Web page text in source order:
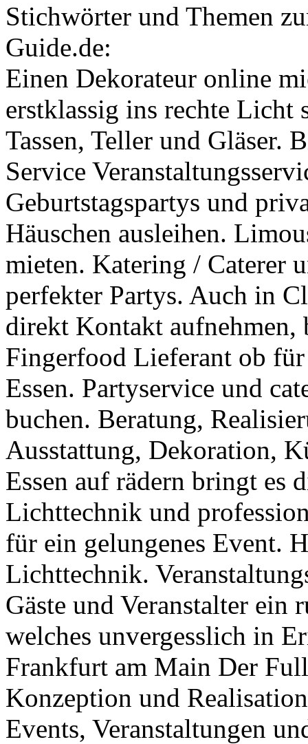
Stichwörter und Themen
Guide.de:
Einen Dekorateur online
erstklassig ins rechte Licht
Tassen, Teller und Gläser.
Service
Geburtstagspartys und
Häuschen ausleihen.
mieten. Katering / Caterer
perfekter Partys. Auch in
direkt Kontakt aufnehmen,
Fingerfood Lieferant ob
Essen. Partyservice und
buchen. Beratung,
Ausstattung, Dekoration,
Essen auf rädern bringt es
Lichttechnik und
für ein gelungenes Event.
Lichttechnik.
Gäste und Veranstalter ein
welches unvergesslich in
Frankfurt am Main Der
Konzeption und
Events, Veranstaltungen